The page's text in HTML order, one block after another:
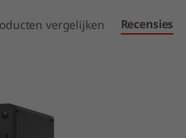
vergelijken Recensies